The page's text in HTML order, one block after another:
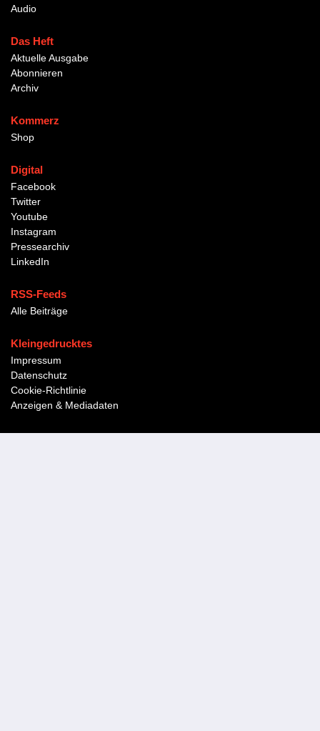
Audio
Das Heft
Aktuelle Ausgabe
Abonnieren
Archiv
Kommerz
Shop
Digital
Facebook
Twitter
Youtube
Instagram
Pressearchiv
LinkedIn
RSS-Feeds
Alle Beiträge
Kleingedrucktes
Impressum
Datenschutz
Cookie-Richtlinie
Anzeigen & Mediadaten